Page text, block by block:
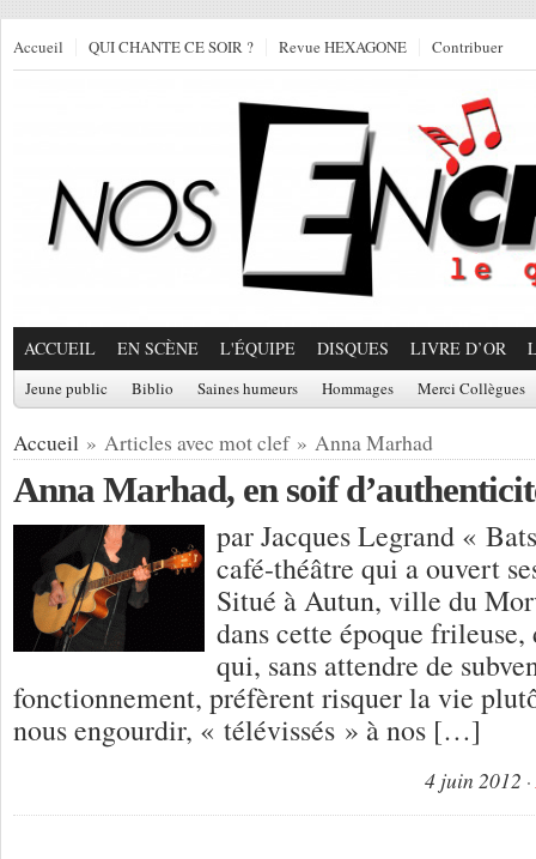
Accueil QUI CHANTE CE SOIR ? Revue HEXAGONE Contribuer
ACCUEIL EN SCÈNE L'ÉQUIPE DISQUES LIVRE D’OR
Jeune public Biblio Saines humeurs Hommages Merci Collègues
Accueil » Articles avec mot clef » Anna Marhad
Anna Marhad, en soif
par Jacques Legrand «
café-théâtre qui a ouvert
Situé à Autun, ville du
dans cette époque frileuse,
qui, sans attendre de
fonctionnement, préfèrent risquer la vie
nous engourdir, « télévissés » à nos […]
4 juin 2012